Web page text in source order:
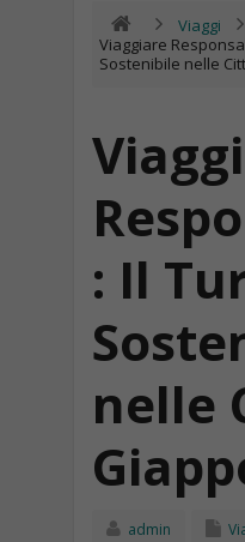
Viaggi
Viaggiare
Sostenibile nelle
: Il
nelle
admin